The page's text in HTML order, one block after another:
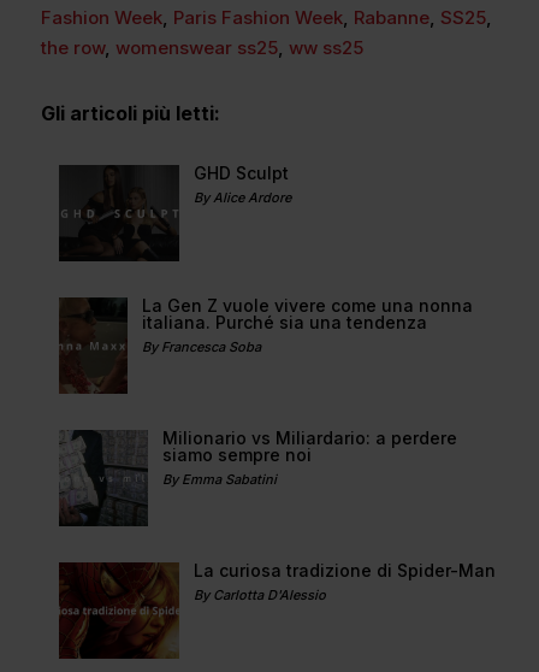
Fashion Week, Paris Fashion Week, Rabanne, SS25,
the row, womenswear ss25, ww ss25
Gli articoli più letti:
GHD Sculpt
By Alice Ardore
La Gen Z vuole vivere come una nonna
italiana. Purché sia una tendenza
By Francesca Soba
Milionario vs Miliardario: a perdere
siamo sempre noi
By Emma Sabatini
La curiosa tradizione di Spider-Man
By Carlotta D'Alessio